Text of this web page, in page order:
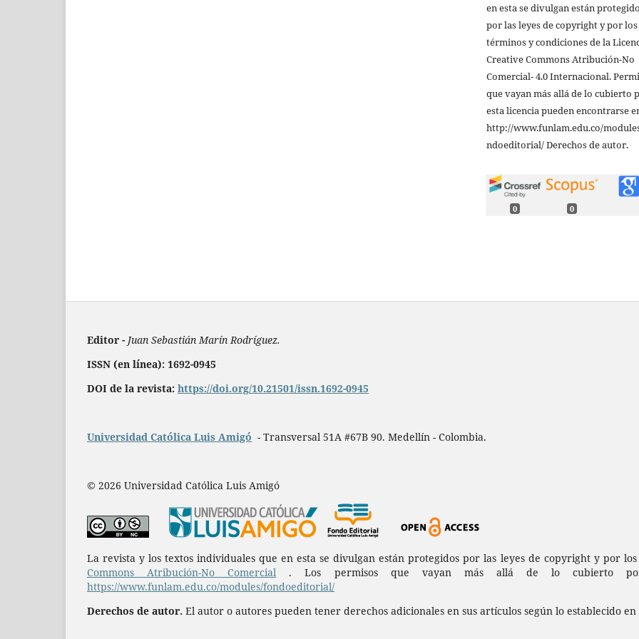
en esta se divulgan están
por las leyes de copyright y por los
términos y condiciones de la
Creative Commons Atribución-No
Comercial- 4.0 Internacional.
que vayan más allá de lo cubierto
esta licencia pueden encontrarse
http://www.funlam.edu.co/
ndoeditorial/ Derechos de autor.
0 0
Editor - Juan Sebastián Marín Rodríguez.
ISSN (en línea): 1692-0945
DOI de la revista: https://doi.org/10.21501/issn.1692-0945
Universidad Católica Luis Amigó - Transversal 51A #67B 90. Medellín - Colombia.
© 2026 Universidad Católica Luis Amigó
La revista y los textos individuales que en esta se divulgan están protegidos por las leyes de copyright y por
Commons Atribución-No Comercial . Los permisos que vayan más allá de lo cubierto por
https://www.funlam.edu.co/modules/fondoeditorial/
Derechos de autor. El autor o autores pueden tener derechos adicionales en sus artículos según lo establecido